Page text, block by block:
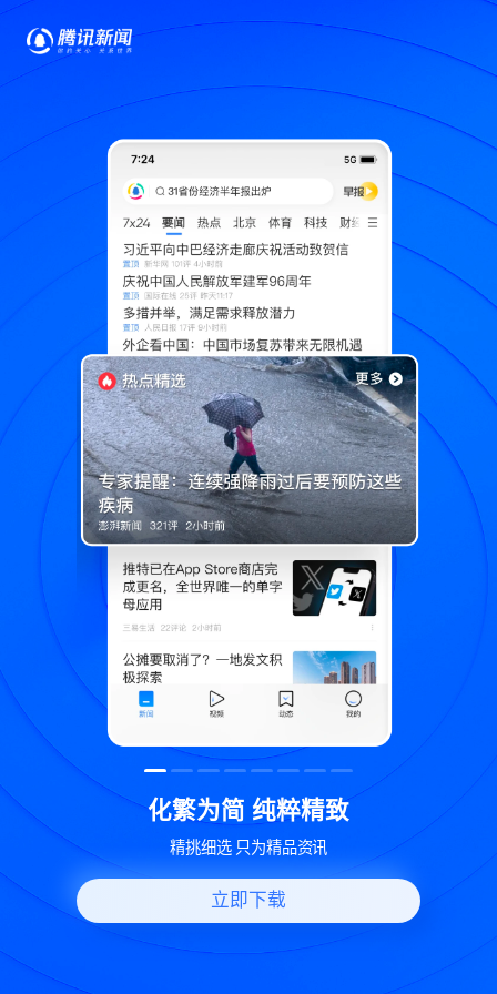
致 世界变化 热问一下
好问题好回答 多元视角看问题
立即下载